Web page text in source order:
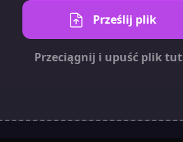
Prześlij plik
Przeciągnij i upuść plik